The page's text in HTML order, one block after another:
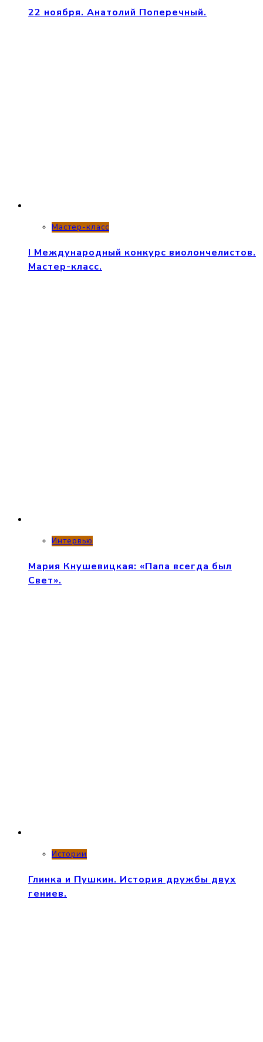
22 ноября. Анатолий Поперечный.
Мастер-класс
I Международный конкурс виолончелистов.
Мастер-класс.
Интервью
Мария Кнушевицкая: «Папа всегда был
Свет».
Истории
Глинка и Пушкин. История дружбы двух
гениев.